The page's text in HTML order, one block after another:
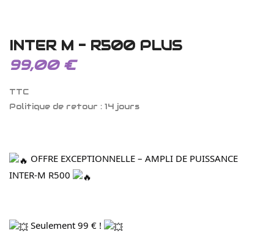
INTER M - R500 PLUS
99,00 €
TTC
Politique de retour : 14 jours
OFFRE EXCEPTIONNELLE – AMPLI DE PUISSANCE
INTER-M R500
Seulement 99 € !